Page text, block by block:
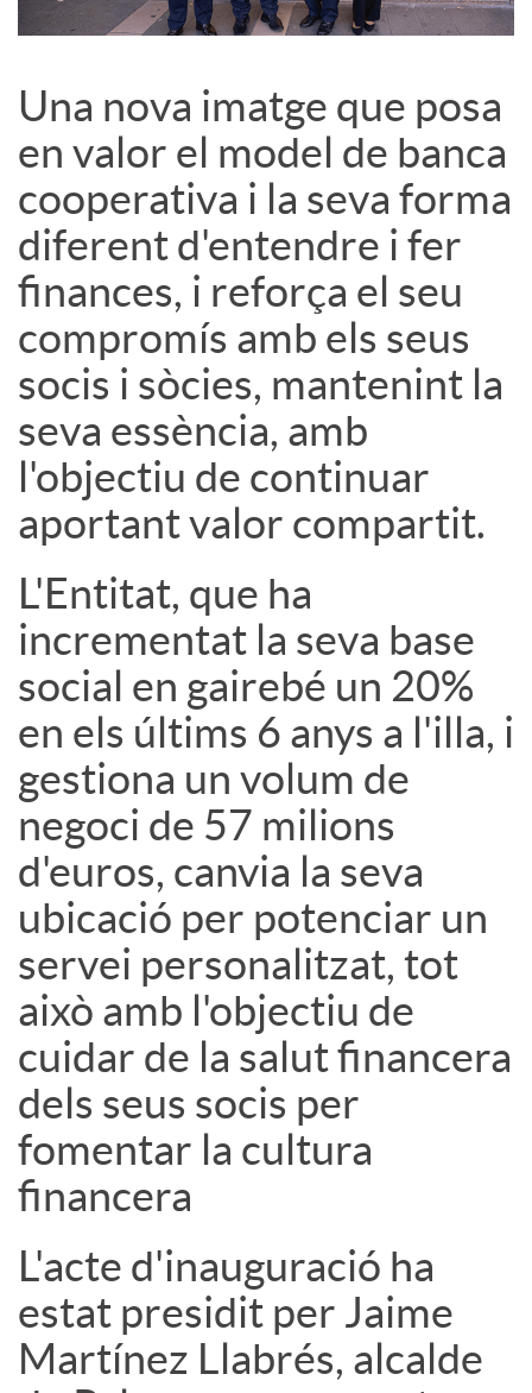
S
o
c
i
a
l
s
Una nova imatge que posa
en valor el model de banca
cooperativa i la seva forma
diferent d'entendre i fer
finances, i reforça el seu
compromís amb els seus
socis i sòcies, mantenint la
seva essència, amb
l'objectiu de continuar
aportant valor compartit.
L'Entitat, que ha
incrementat la seva base
social en gairebé un 20%
en els últims 6 anys a l'illa, i
gestiona un volum de
negoci de 57 milions
d'euros, canvia la seva
ubicació per potenciar un
servei personalitzat, tot
això amb l'objectiu de
cuidar de la salut financera
dels seus socis per
fomentar la cultura
financera
L'acte d'inauguració ha
estat presidit per Jaime
Martínez Llabrés, alcalde